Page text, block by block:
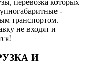
-
транспортом.
не входят и
И